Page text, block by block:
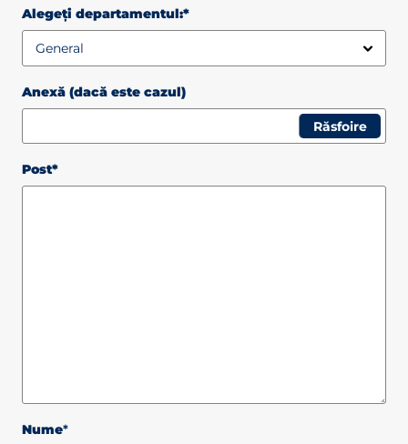
Alegeți departamentul:*
Anexă (dacă este cazul)
Post*
Nume*